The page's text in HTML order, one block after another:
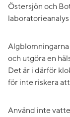
Östersjön och
och utgöra en
Det är i därför
för inte riskera
Använd inte